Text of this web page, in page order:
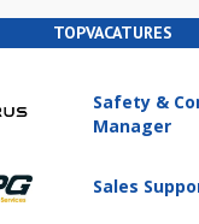
TOPVACATURES
Safety &
Manager
Sales